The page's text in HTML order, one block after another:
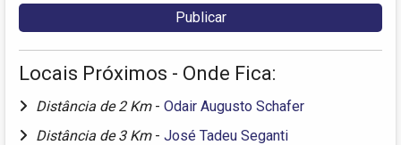
Locais Próximos - Onde Fica:
Distância de 2 Km - Odair Augusto Schafer
Distância de 3 Km - José Tadeu Seganti